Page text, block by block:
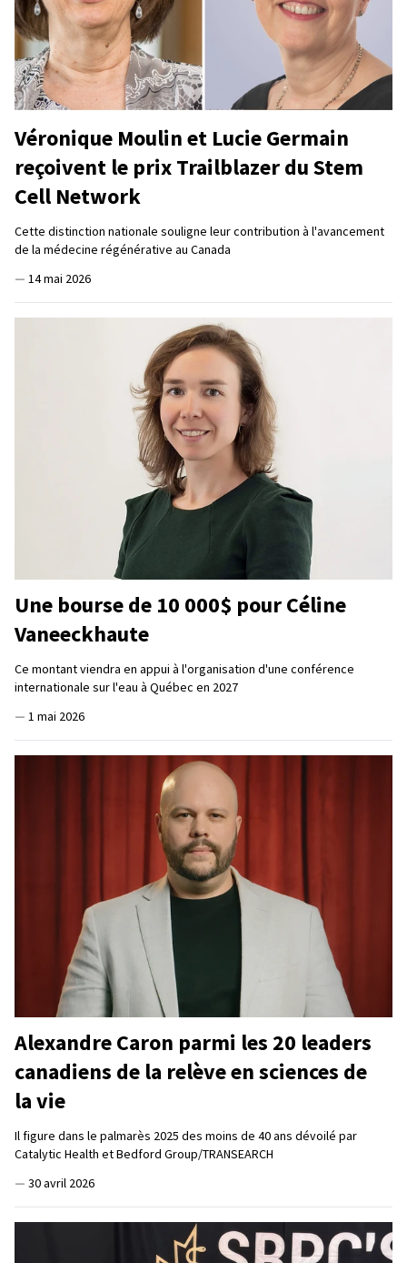
Véronique Moulin et Lucie Germain
reçoivent le prix Trailblazer du Stem
Cell Network
Cette distinction nationale souligne leur contribution à l'avancement
de la médecine régénérative au Canada
— 14 mai 2026
Une bourse de 10 000$ pour Céline
Vaneeckhaute
Ce montant viendra en appui à l'organisation d'une conférence
internationale sur l'eau à Québec en 2027
— 1 mai 2026
Alexandre Caron parmi les 20 leaders
canadiens de la relève en sciences de
la vie
Il figure dans le palmarès 2025 des moins de 40 ans dévoilé par
Catalytic Health et Bedford Group/TRANSEARCH
— 30 avril 2026